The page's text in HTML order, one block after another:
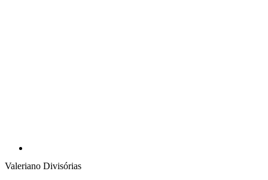
Valeriano Divisórias